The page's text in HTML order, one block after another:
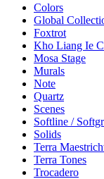
Colors
Global
Foxtrot
Kho Liang Ie
Mosa Stage
Murals
Note
Quartz
Scenes
Softline /
Solids
Terra
Terra Tones
Trocadero